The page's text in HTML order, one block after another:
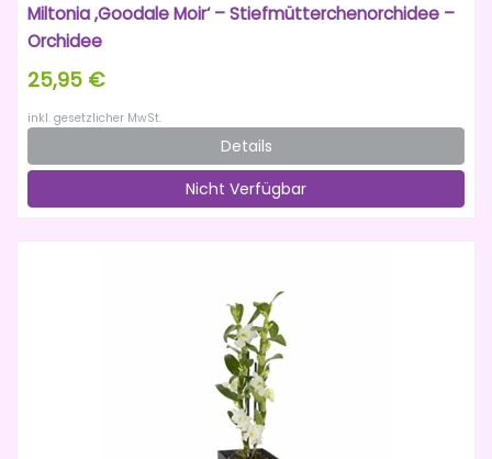
Miltonia ‚Goodale Moir‘ – Stiefmütterchenorchidee –
Orchidee
25,95 €
inkl. gesetzlicher MwSt.
Details
Nicht Verfügbar